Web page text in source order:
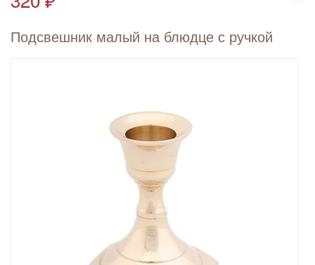
Подсвешник малый на блюдце с ручкой